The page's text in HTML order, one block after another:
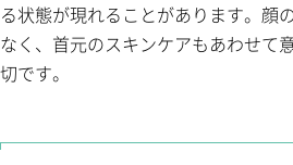
る状態が現れることがあります。顔
なく、首元のスキンケアもあわせて
切です。